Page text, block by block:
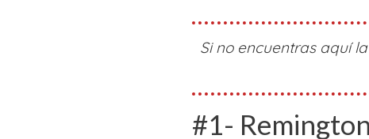
Si no encuentras aquí
#1-